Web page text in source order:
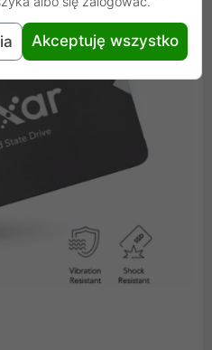
Akceptuję wszystko